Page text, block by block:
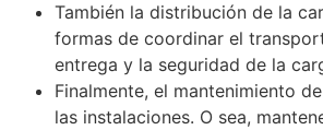
También la distribución de la
formas de coordinar el
entrega y la seguridad de la
Finalmente, el mantenimiento
las instalaciones. O sea,